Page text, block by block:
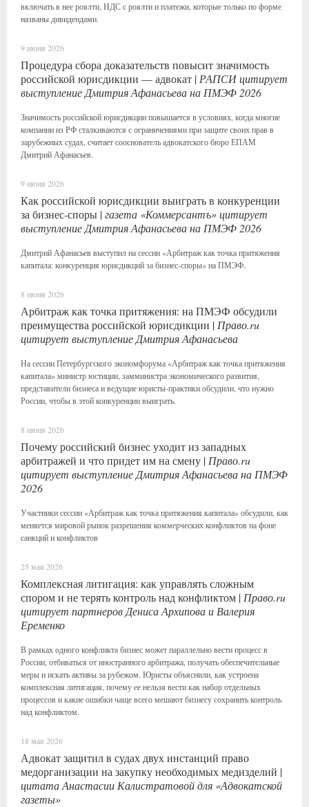
включать в нее роялти, НДС с роялти и платежи, которые только по форме
названы дивидендами.
9 июня 2026
Процедура сбора доказательств повысит значимость
российской юрисдикции — адвокат | РАПСИ цитирует
выступление Дмитрия Афанасьева на ПМЭФ 2026
Значимость российской юрисдикции повышается в условиях, когда многие
компании из РФ сталкиваются с ограничениями при защите своих прав в
зарубежных судах, считает сооснователь адвокатского бюро ЕПАМ
Дмитрий Афанасьев.
9 июня 2026
Как российской юрисдикции выиграть в конкуренции
за бизнес-споры |газета «Коммерсантъ» цитирует
выступление Дмитрия Афанасьева на ПМЭФ 2026
Дмитрий Афанасьев выступил на сессии «Арбитраж как точка притяжения
капитала: конкуренция юрисдикций за бизнес-споры» на ПМЭФ.
8 июня 2026
Арбитраж как точка притяжения: на ПМЭФ обсудили
преимущества российской юрисдикции | Право.ru
цитирует выступление Дмитрия Афанасьева
На сессии Петербургского экономфорума «Арбитраж как точка притяжения
капитала» министр юстиции, замминистра экономического развития,
представители бизнеса и ведущие юристы-практики обсудили, что нужно
России, чтобы в этой конкуренции выиграть.
8 июня 2026
Почему российский бизнес уходит из западных
арбитражей и что придет им на смену | Право.ru
цитирует выступление Дмитрия Афанасьева на ПМЭФ
2026
Участники сессии «Арбитраж как точка притяжения капитала» обсудили, как
меняется мировой рынок разрешения коммерческих конфликтов на фоне
санкций и конфликтов
25 мая 2026
Комплексная литигация: как управлять сложным
спором и не терять контроль над конфликтом | Право.ru
цитирует партнеров Дениса Архипова и Валерия
Еременко
В рамках одного конфликта бизнес может параллельно вести процесс в
России, отбиваться от иностранного арбитража, получать обеспечительные
меры и искать активы за рубежом. Юристы объяснили, как устроена
комплексная литигация, почему ее нельзя вести как набор отдельных
процессов и какие ошибки чаще всего мешают бизнесу сохранить контроль
над конфликтом.
18 мая 2026
Адвокат защитил в судах двух инстанций право
медорганизации на закупку необходимых медизделий |
цитата Анастасии Калистратовой для «Адвокатской
газеты»